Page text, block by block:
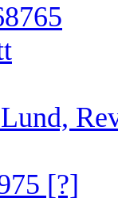
[?]